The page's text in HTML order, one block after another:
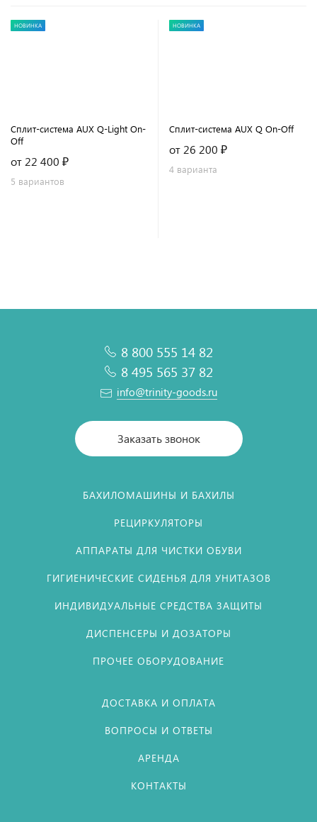
НОВИНКА
Сплит-система AUX Q-Light On-
Off
от 22 400 ₽
5 вариантов
НОВИНКА
Сплит-система AUX Q On-Off
от 26 200 ₽
4 варианта
8 800 555 14 82
8 495 565 37 82
info@trinity-goods.ru
Заказать звонок
БАХИЛОМАШИНЫ И БАХИЛЫ
РЕЦИРКУЛЯТОРЫ
АППАРАТЫ ДЛЯ ЧИСТКИ ОБУВИ
ГИГИЕНИЧЕСКИЕ СИДЕНЬЯ ДЛЯ УНИТАЗОВ
ИНДИВИДУАЛЬНЫЕ СРЕДСТВА ЗАЩИТЫ
ДИСПЕНСЕРЫ И ДОЗАТОРЫ
ПРОЧЕЕ ОБОРУДОВАНИЕ
ДОСТАВКА И ОПЛАТА
ВОПРОСЫ И ОТВЕТЫ
АРЕНДА
КОНТАКТЫ